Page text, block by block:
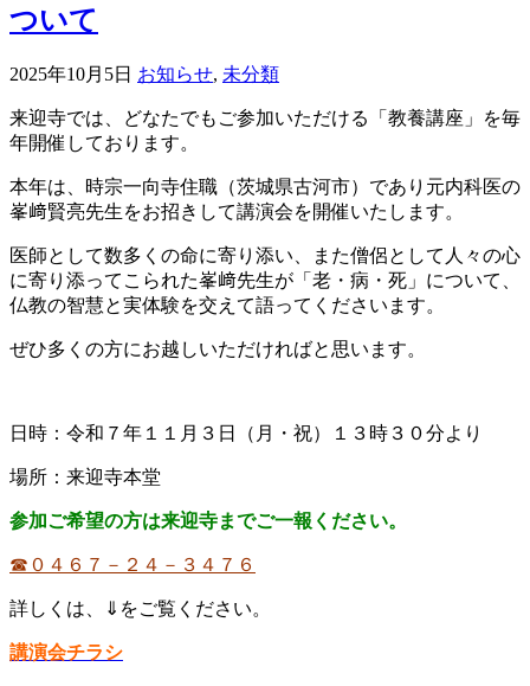
ついて
2025年10月5日 お知らせ, 未分類
来迎寺では、どなたでもご参加いただける「教養講座」を毎
年開催しております。
本年は、時宗一向寺住職（茨城県古河市）であり元内科医の
峯﨑賢亮先生をお招きして講演会を開催いたします。
医師として数多くの命に寄り添い、また僧侶として人々の心
に寄り添ってこられた峯﨑先生が「老・病・死」について、
仏教の智慧と実体験を交えて語ってくださいます。
ぜひ多くの方にお越しいただければと思います。
日時：令和７年１１月３日（月・祝）１３時３０分より
場所：来迎寺本堂
参加ご希望の方は来迎寺までご一報ください。
☎０４６７－２４－３４７６
詳しくは、⇓をご覧ください。
講演会チラシ